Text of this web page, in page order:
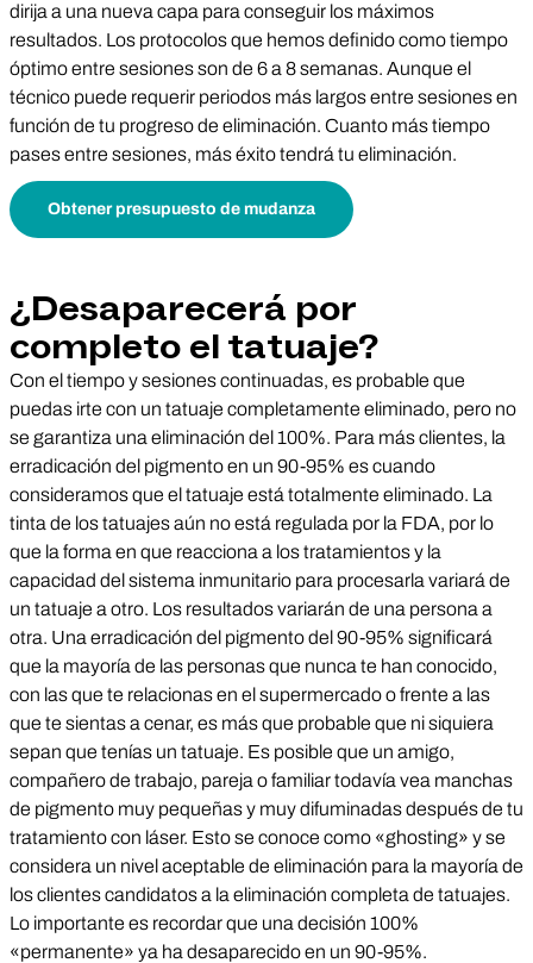
dirija a una nueva capa para conseguir los máximos
resultados. Los protocolos que hemos definido como tiempo
óptimo entre sesiones son de 6 a 8 semanas. Aunque el
técnico puede requerir periodos más largos entre sesiones en
función de tu progreso de eliminación. Cuanto más tiempo
pases entre sesiones, más éxito tendrá tu eliminación.
Obtener presupuesto de mudanza
¿Desaparecerá por
completo el tatuaje?
Con el tiempo y sesiones continuadas, es probable que
puedas irte con un tatuaje completamente eliminado, pero no
se garantiza una eliminación del 100%. Para más clientes, la
erradicación del pigmento en un 90-95% es cuando
consideramos que el tatuaje está totalmente eliminado. La
tinta de los tatuajes aún no está regulada por la FDA, por lo
que la forma en que reacciona a los tratamientos y la
capacidad del sistema inmunitario para procesarla variará de
un tatuaje a otro. Los resultados variarán de una persona a
otra. Una erradicación del pigmento del 90-95% significará
que la mayoría de las personas que nunca te han conocido,
con las que te relacionas en el supermercado o frente a las
que te sientas a cenar, es más que probable que ni siquiera
sepan que tenías un tatuaje. Es posible que un amigo,
compañero de trabajo, pareja o familiar todavía vea manchas
de pigmento muy pequeñas y muy difuminadas después de tu
tratamiento con láser. Esto se conoce como «ghosting» y se
considera un nivel aceptable de eliminación para la mayoría de
los clientes candidatos a la eliminación completa de tatuajes.
Lo importante es recordar que una decisión 100%
«permanente» ya ha desaparecido en un 90-95%.